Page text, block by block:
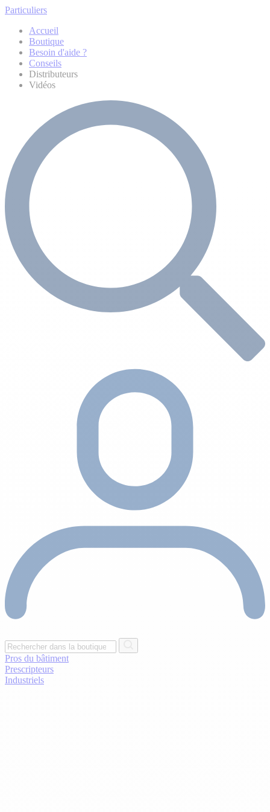
Particuliers
Accueil
Boutique
Besoin d'aide ?
Conseils
Distributeurs
Vidéos
Pros du bâtiment
Prescripteurs
Industriels